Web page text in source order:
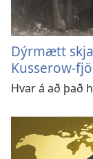
Dýrmætt
Kusserow-
Hvar á að það